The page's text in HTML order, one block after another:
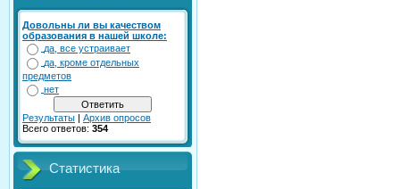
Довольны ли вы качеством
образования в нашей школе:
да, все устраивает
да, кроме отдельных
предметов
нет
Результаты | Архив опросов
Всего ответов: 354
Статистика